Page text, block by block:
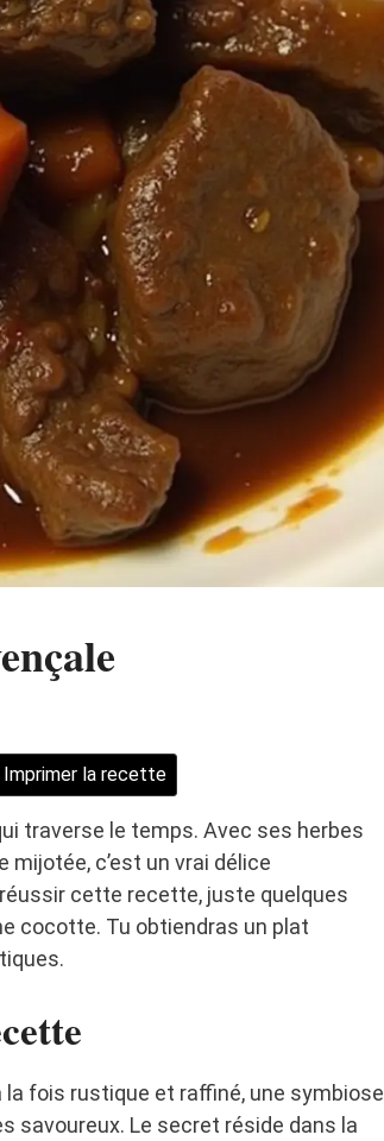
Imprimer la recette
traverse le temps. Avec ses herbes
mijotée, c’est un vrai délice
cette recette, juste quelques
cocotte. Tu obtiendras un plat
fois rustique et raffiné, une symbiose
savoureux. Le secret réside dans la